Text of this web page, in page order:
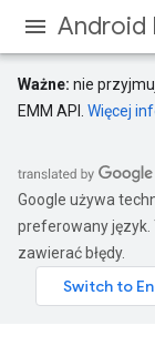
Android
Ważne: nie
EMM API. Więcej
Google używa
preferowany język.
zawierać błędy.